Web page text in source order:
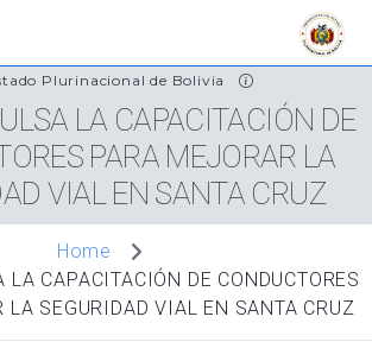
Skip
to
main
content
Plurinacional de Bolivia
LA CAPACITACIÓN DE
PARA MEJORAR LA
VIAL EN SANTA CRUZ
Home
LA CAPACITACIÓN DE CONDUCTORES
LA SEGURIDAD VIAL EN SANTA CRUZ